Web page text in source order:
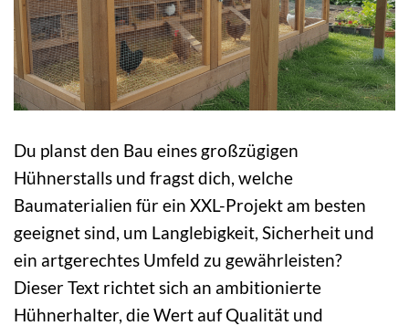
Du planst den Bau eines großzügigen
Hühnerstalls und fragst dich, welche
Baumaterialien für ein XXL-Projekt am besten
geeignet sind, um Langlebigkeit, Sicherheit und
ein artgerechtes Umfeld zu gewährleisten?
Dieser Text richtet sich an ambitionierte
Hühnerhalter, die Wert auf Qualität und